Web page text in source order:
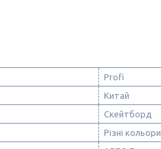
Profi
Китай
Скейтборд
Різні кольори